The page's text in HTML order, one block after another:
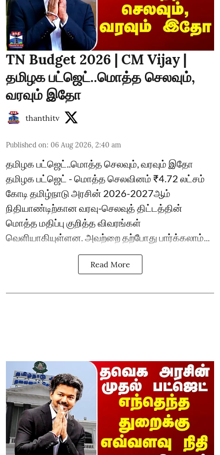
TN Budget 2026 | CM Vijay |
தமிழக பட்ஜெட்..மொத்த செலவும்,
வரவும் இதோ
thanthitv
Published on: 06 Aug 2026, 2:40 am
தமிழக பட்ஜெட்..மொத்த செலவும், வரவும் இதோ
தமிழக பட்ஜெட் - மொத்த செலவினம் ₹4.72 லட்சம்
கோடி தமிழ்நாடு அரசின் 2026-2027ஆம்
நிதியாண்டிற்கான வரவு-செலவுத் திட்டத்தின்
மொத்த மதிப்பு குறித்த விவரங்கள்
வெளியாகியுள்ளன. அவற்றை தற்போது பார்க்கலாம்...
Read More